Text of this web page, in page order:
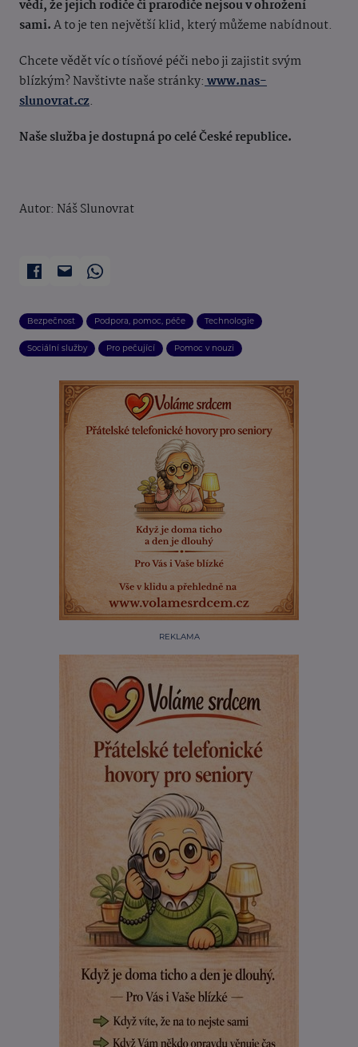
vědí, že jejich rodiče či prarodiče nejsou v ohrožení
sami.A to je ten největší klid, který můžeme nabídnout.
Chcete vědět víc o tísňové péči nebo ji zajistit svým
blízkým? Navštivte naše stránky: www.nas-
slunovrat.cz.
Naše služba je dostupná po celé České republice.
Autor: Náš Slunovrat
Bezpečnost Podpora, pomoc, péče Technologie
Sociální služby Pro pečující Pomoc v nouzi
REKLAMA